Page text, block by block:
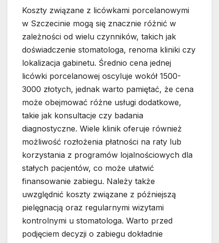
Koszty związane z licówkami porcelanowymi
w Szczecinie mogą się znacznie różnić w
zależności od wielu czynników, takich jak
doświadczenie stomatologa, renoma kliniki czy
lokalizacja gabinetu. Średnio cena jednej
licówki porcelanowej oscyluje wokół 1500-
3000 złotych, jednak warto pamiętać, że cena
może obejmować różne usługi dodatkowe,
takie jak konsultacje czy badania
diagnostyczne. Wiele klinik oferuje również
możliwość rozłożenia płatności na raty lub
korzystania z programów lojalnościowych dla
stałych pacjentów, co może ułatwić
finansowanie zabiegu. Należy także
uwzględnić koszty związane z późniejszą
pielęgnacją oraz regularnymi wizytami
kontrolnymi u stomatologa. Warto przed
podjęciem decyzji o zabiegu dokładnie